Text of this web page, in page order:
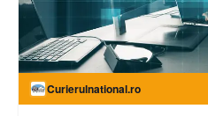
Curierulnational.ro